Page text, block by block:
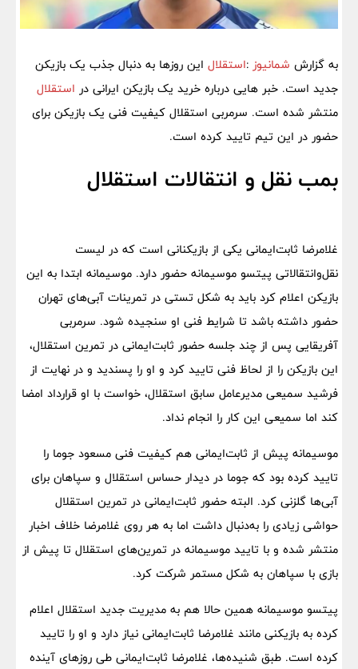
به گزارش شمانیوز :استقلال این روزها به دنبال جذب یک بازیکن
جدید است. خبر هایی درباره خرید یک بازیکن ایرانی در استقلال
منتشر شده است. سرمربی استقلال کیفیت فنی یک بازیکن برای
حضور در این تیم تایید کرده است.
بمب نقل و انتقالات استقلال
غلامرضا ثابت‌ایمانی یکی از بازیکنانی است که در لیست
نقل‌وانتقالاتی پیتسو موسیمانه حضور دارد. موسیمانه ابتدا به این
بازیکن اعلام کرد باید به شکل تستی در تمرینات آبی‌های تهران
حضور داشته باشد تا شرایط فنی او سنجیده شود. سرمربی
آفریقایی پس از چند جلسه حضور ثابت‌ایمانی در تمرین استقلال،
این بازیکن را از لحاظ فنی تایید کرد و او را پسندید و در نهایت از
فرشید سمیعی مدیرعامل سابق استقلال، خواست با او قرارداد امضا
کند اما سمیعی این کار را انجام نداد.
موسیمانه پیش از ثابت‌ایمانی هم کیفیت فنی مسعود جوما را
تایید کرده بود که جوما در دیدار حساس استقلال و سپاهان برای
آبی‌ها گلزنی کرد. البته حضور ثابت‌ایمانی در تمرین استقلال
حواشی زیادی را به‌دنبال داشت اما به هر روی غلامرضا خلاف اخبار
منتشر شده و با تایید موسیمانه در تمرین‌های استقلال تا پیش از
بازی با سپاهان به شکل مستمر شرکت کرد.
پیتسو موسیمانه همین حالا هم به مدیریت جدید استقلال اعلام
کرده به بازیکنی مانند غلامرضا ثابت‌ایمانی نیاز دارد و او را تایید
کرده است. طبق شنیده‌ها، غلامرضا ثابت‌ایمانی طی روزهای آینده